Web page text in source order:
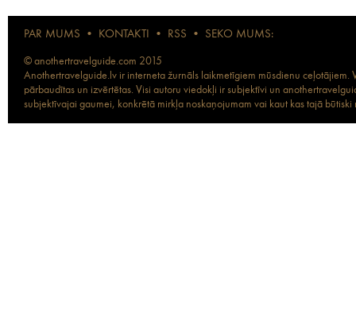
PAR MUMS • KONTAKTI • RSS • SEKO MUMS:
© anothertravelguide.com 2015
Anothertravelguide.lv ir interneta žurnāls laikmetīgiem mūsdienu
pārbaudītas un izvērtētas. Visi autoru viedokļi ir subjektīvi un
subjektīvajai gaumei, konkrētā mirkļa noskaņojumam vai kaut kas tajā